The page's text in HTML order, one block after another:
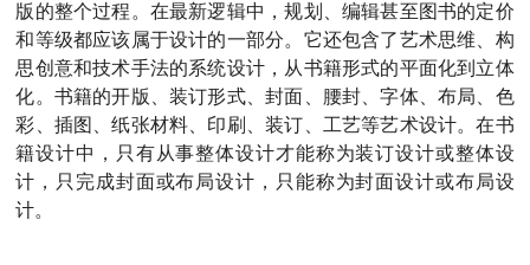
版的整个过程。在最新逻辑中，规划、编辑甚至图书的定价
和等级都应该属于设计的一部分。它还包含了艺术思维、构
思创意和技术手法的系统设计，从书籍形式的平面化到立体
化。书籍的开版、装订形式、封面、腰封、字体、布局、色
彩、插图、纸张材料、印刷、装订、工艺等艺术设计。在书
籍设计中，只有从事整体设计才能称为装订设计或整体设
计，只完成封面或布局设计，只能称为封面设计或布局设
计。